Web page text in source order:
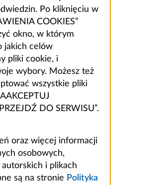
Po kliknięciu w
COOKIES”
okno, w którym
jakich celów
pliki cookie, i
wybory. Możesz też
wszystkie pliki
DO SERWISU”.
oraz więcej informacji
osobowych,
i plikach
są na stronie Polityka